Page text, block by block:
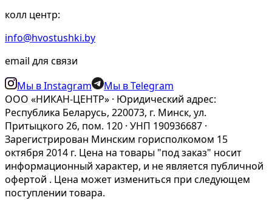
колл центр:
info@hvostushki.by
email для связи
Мы в Instagram
Мы в Telegram
ООО «НИКАН-ЦЕНТР» · Юридический адрес:
Республика Беларусь, 220073, г. Минск, ул.
Притыцкого 26, пом. 120 · УНП 190936687 ·
Зарегистрирован Минским горисполкомом 15
октября 2014 г. Цена на товары "под заказ" носит
информационный характер, и не является публичной
офертой . Цена может измениться при следующем
поступлении товара.